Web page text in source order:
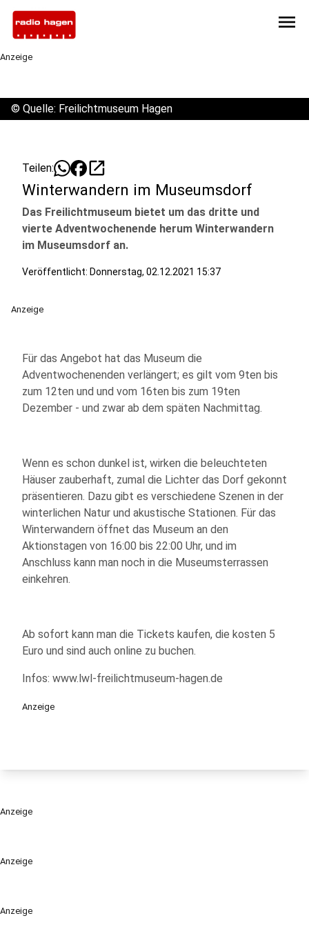
menu
Anzeige
Anzeige
Anzeige
© Quelle: Freilichtmuseum Hagen
Teilen: open_in_new
Winterwandern im Museumsdorf
Das Freilichtmuseum bietet um das dritte und
vierte Adventwochenende herum Winterwandern
im Museumsdorf an.
Veröffentlicht: Donnerstag, 02.12.2021 15:37
Anzeige
Für das Angebot hat das Museum die
Adventwochenenden verlängert; es gilt vom 9ten bis
zum 12ten und und vom 16ten bis zum 19ten
Dezember - und zwar ab dem späten Nachmittag.
Wenn es schon dunkel ist, wirken die beleuchteten
Häuser zauberhaft, zumal die Lichter das Dorf gekonnt
präsentieren. Dazu gibt es verschiedene Szenen in der
winterlichen Natur und akustische Stationen. Für das
Winterwandern öffnet das Museum an den
Aktionstagen von 16:00 bis 22:00 Uhr, und im
Anschluss kann man noch in die Museumsterrassen
einkehren.
Ab sofort kann man die Tickets kaufen, die kosten 5
Euro und sind auch online zu buchen.
Infos: www.lwl-freilichtmuseum-hagen.de
Anzeige
Anzeige